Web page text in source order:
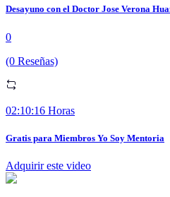
Desayuno con el Doctor Jose Verona
0
(0 Reseñas)
02:10:16 Horas
Gratis para Miembros Yo Soy Mentoria
Adquirir este video